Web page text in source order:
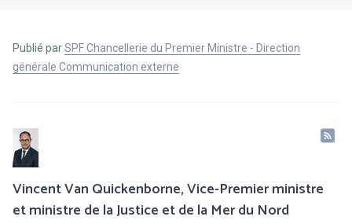
Publié parSPF Chancellerie du Premier Ministre - Direction
générale Communication externe
Vincent Van Quickenborne, Vice-Premier ministre
et ministre de la Justice et de la Mer du Nord